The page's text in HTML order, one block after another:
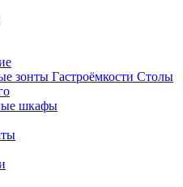
зонты Гастроёмкости Столы
шкафы